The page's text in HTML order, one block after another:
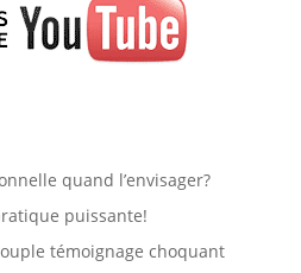
quand l’envisager?
puissante!
témoignage choquant